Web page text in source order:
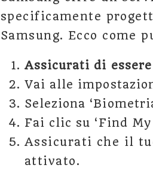
specificamente
Samsung. Ecco come
Assicurati di
Vai alle
Seleziona
Fai clic su ‘Find My
Assicurati che il
attivato.